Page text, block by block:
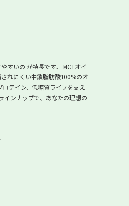
すいの が特長です。 MCTオイ
れにくい中鎖脂肪酸100%のオ
テイン、低糖質ライフを支え
インナップで、あなたの理想の